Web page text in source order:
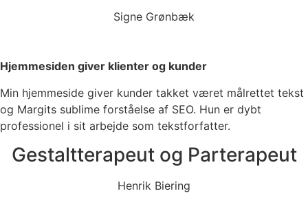
Signe Grønbæk
Hjemmesiden giver klienter og kunder
Min hjemmeside giver kunder takket været målrettet tekst
og Margits sublime forståelse af SEO. Hun er dybt
professionel i sit arbejde som tekstforfatter.
Gestaltterapeut og Parterapeut
Henrik Biering